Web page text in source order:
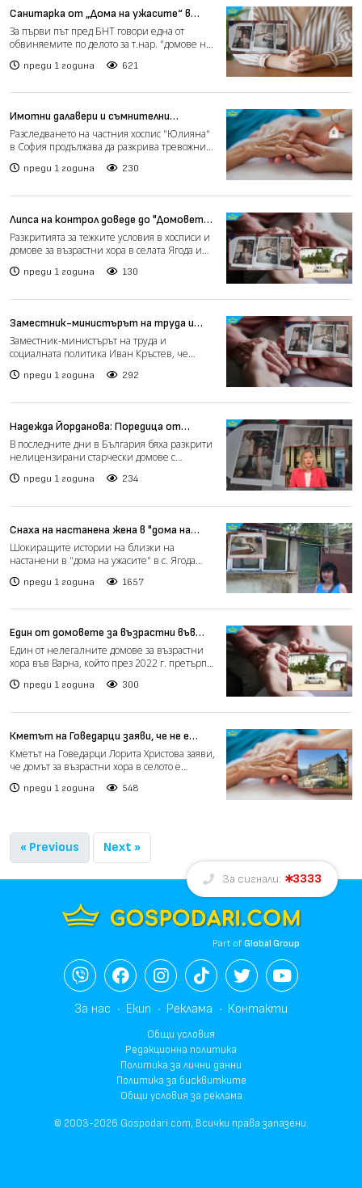
Санитарка от „Дома на ужасите“ в
Ягода: Всички обвинения са
неоснователни и не отразяват
За първи път пред БНТ говори една от
обвиняемите по делото за т.нар. "домове на
преди 1 година 621
Имотни далавери и съмнителни
кремации: Прокуратурата продължава
да разследва хоспис "Юлияна" (видео)
Разследването на частния хоспис "Юлияна"
в София продължава да разкрива тревожни
преди 1 година 230
Липса на контрол доведе до "Домовете
на ужасите", дори отговорните
институции признават за проблема
Разкритията за тежките условия в хосписи и
домове за възрастни хора в селата Ягода и
преди 1 година 130
Заместник-министърът на труда и
социалната политика заяви, че има
сигнали за още незаконни домове за
Заместник-министърът на труда и
социалната политика Иван Кръстев, че
преди 1 година 292
Надежда Йорданова: Поредица от
правителства не се справят със
задачата да проверяват домове за
В последните дни в България бяха разкрити
нелицензирани старчески домове с
преди 1 година 234
Снаха на настанена жена в "дома на
ужасите" в Ягода: Сестрата призна, че
ѝ е удряла шамари (видео)
Шокиращите истории на близки на
настанени в "дома на ужасите" в с. Ягода
преди 1 година 1657
Един от домовете за възрастни във
Варна е работил без лиценз години наред
(видео)
Един от нелегалните домове за възрастни
хора във Варна, който през 2022 г. претърпял
преди 1 година 300
Кметът на Говедарци заяви, че не е
получавала сигнали за нередности в
“дома за възрастни“ през годините
Кметът на Говедарци Лорита Христова заяви,
че домът за възрастни хора в селото е
преди 1 година 548
« Previous Next »
За сигнали: 3333
Part ofGlobal Group
За нас Екип Реклама Контакти
Общи условия
Редакционна политика
Политика за лични данни
Политика за бисквитките
Общи условия за реклама
© 2003-2026 Gospodari.com, Всички права запазени.